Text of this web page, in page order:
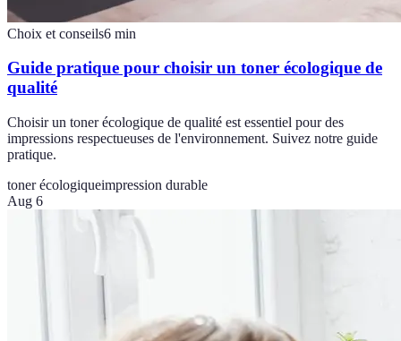
Choix et conseils6 min
Guide pratique pour choisir un toner écologique de
qualité
Choisir un toner écologique de qualité est essentiel pour des
impressions respectueuses de l'environnement. Suivez notre guide
pratique.
toner écologiqueimpression durable
Aug 6